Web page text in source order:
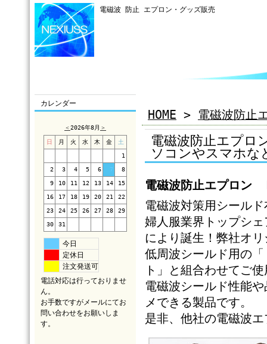
電磁波 防止 エプロン・グッズ販売
カレンダー
＜2026年8月 ＞
日 月 火 水 木 金 土
1
2 3 4 5 6 8
9 10 11 12 13 14 15
16 17 18 19 20 21 22
23 24 25 26 27 28 29
30 31
今日
定休日
注文発送可
電話対応は行っておりませ
ん。
お手数ですがメールにてお
問い合わせをお願いしま
す。
HOME > 電磁波防止
電磁波防止エプ
ソコンやスマホな
電磁波防止エプロン
電磁波対策用シール
婦人服業界トップシ
により誕生！弊社オ
低周波シールド用の
ト」と組合わせてご
電磁波シールド性能
メできる製品です。
是非、他社の電磁波